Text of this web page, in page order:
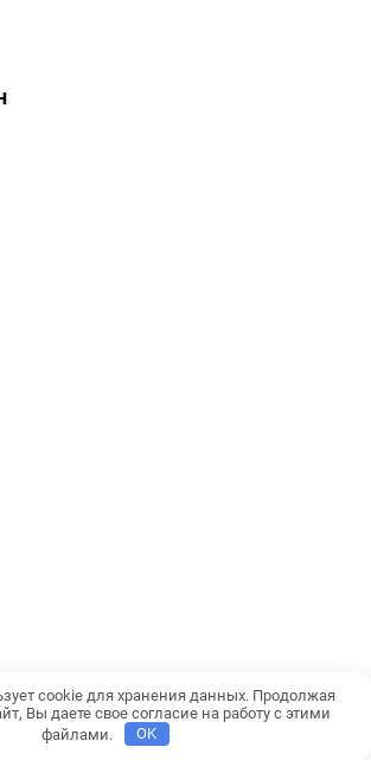
cookie для хранения данных. Продолжая
Вы даете свое согласие на работу с этими
файлами.
OK